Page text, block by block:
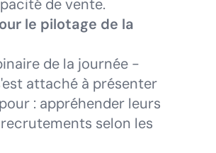
de vente.
le pilotage de la
de la journée -
attaché à présenter
: appréhender leurs
selon les